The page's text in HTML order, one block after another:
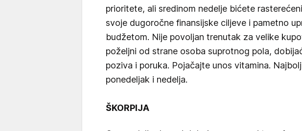
prioritete, ali sredinom nedelje bićete
svoje dugoročne finansijske ciljeve i pametno
budžetom. Nije povoljan trenutak za velike
poželjni od strane osoba suprotnog pola,
poziva i poruka. Pojačajte unos vitamina.
ponedeljak i nedelja.
ŠKORPIJA